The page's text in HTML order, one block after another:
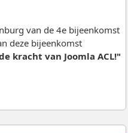
van de 4e bijeenkomst
deze bijeenkomst
kracht van Joomla ACL!"